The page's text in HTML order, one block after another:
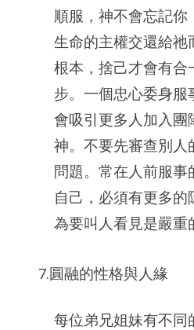
順服，神不會忘記你
生命的主權交還給祂
根本，捨己才會有合
步。一個忠心委身
會吸引更多人加入團
神。不要先審查別人
問題。常在人前服
自己，必須有更多
為要叫人看見是嚴重
7.圓融的性格與人緣
每位弟兄姐妹有不同